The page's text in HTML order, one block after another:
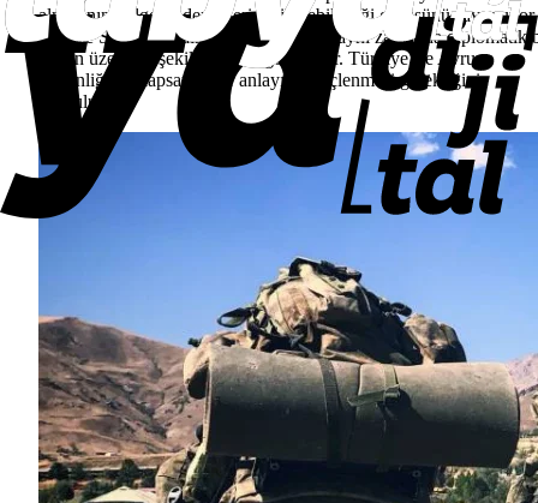
almasının bölgesel dengeleri etkileyebileceği görüşünü savunuyor.
Haliyle SAFE’in yalnızca teknik değil, aynı zamanda diplomatik
zemin üzerinde şekillendiğini gösteriyor. Türkiye ise Avrupa
güvenliğinin kapsayıcı bir anlayışla güçlenmesi gerektiğini
vurguluyor.